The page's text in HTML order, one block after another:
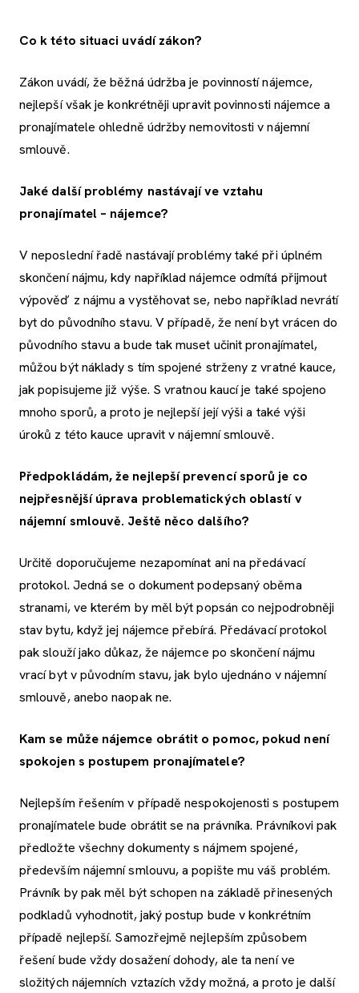
Co k této situaci uvádí zákon?
Zákon uvádí, že běžná údržba je povinností nájemce,
nejlepší však je konkrétněji upravit povinnosti nájemce a
pronajímatele ohledně údržby nemovitosti v nájemní
smlouvě.
Jaké další problémy nastávají ve vztahu
pronajímatel – nájemce?
V neposlední řadě nastávají problémy také při úplném
skončení nájmu, kdy například nájemce odmítá přijmout
výpověď z nájmu a vystěhovat se, nebo například nevrátí
byt do původního stavu. V případě, že není byt vrácen do
původního stavu a bude tak muset učinit pronajímatel,
můžou být náklady s tím spojené strženy z vratné kauce,
jak popisujeme již výše. S vratnou kaucí je také spojeno
mnoho sporů, a proto je nejlepší její výši a také výši
úroků z této kauce upravit v nájemní smlouvě.
Předpokládám, že nejlepší prevencí sporů je co
nejpřesnější úprava problematických oblastí v
nájemní smlouvě. Ještě něco dalšího?
Určitě doporučujeme nezapomínat ani na předávací
protokol. Jedná se o dokument podepsaný oběma
stranami, ve kterém by měl být popsán co nejpodrobněji
stav bytu, když jej nájemce přebírá. Předávací protokol
pak slouží jako důkaz, že nájemce po skončení nájmu
vrací byt v původním stavu, jak bylo ujednáno v nájemní
smlouvě, anebo naopak ne.
Kam se může nájemce obrátit o pomoc, pokud není
spokojen s postupem pronajímatele?
Nejlepším řešením v případě nespokojenosti s postupem
pronajímatele bude obrátit se na právníka. Právníkovi pak
předložte všechny dokumenty s nájmem spojené,
především nájemní smlouvu, a popište mu váš problém.
Právník by pak měl být schopen na základě přinesených
podkladů vyhodnotit, jaký postup bude v konkrétním
případě nejlepší. Samozřejmě nejlepším způsobem
řešení bude vždy dosažení dohody, ale ta není ve
složitých nájemních vztazích vždy možná, a proto je další